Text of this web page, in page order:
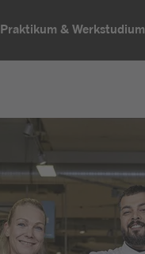
Praktikum & Werkstudium